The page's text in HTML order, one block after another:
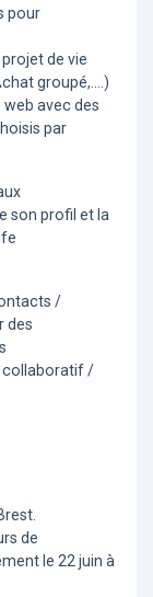
pour
de vie
groupé,….)
web avec des
par
son profil et la
/
des
collaboratif /
de
le 22 juin à